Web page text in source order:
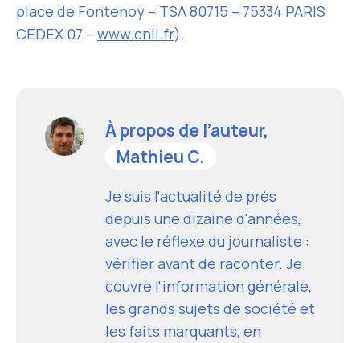
place de Fontenoy – TSA 80715 – 75334 PARIS
CEDEX 07 – www.cnil.fr).
À propos de l’auteur,
Mathieu C.
Je suis l'actualité de près
depuis une dizaine d'années,
avec le réflexe du journaliste :
vérifier avant de raconter. Je
couvre l'information générale,
les grands sujets de société et
les faits marquants, en